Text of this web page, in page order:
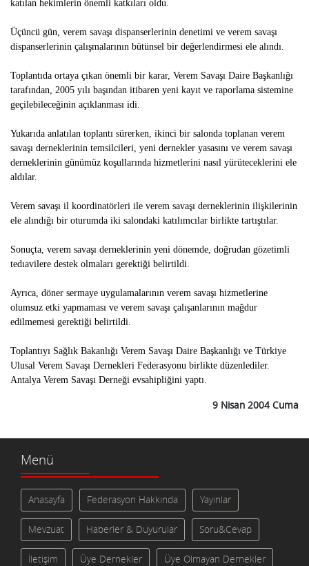
katılan hekimlerin önemli katkıları oldu.
Üçüncü gün, verem savaşı dispanserlerinin denetimi ve verem savaşı
dispanserlerinin çalışmalarının bütünsel bir değerlendirmesi ele alındı.
Toplantıda ortaya çıkan önemli bir karar, Verem Savaşı Daire Başkanlığı
tarafından, 2005 yılı başından itibaren yeni kayıt ve raporlama sistemine
geçilebileceğinin açıklanması idi.
Yukarıda anlatılan toplantı sürerken, ikinci bir salonda toplanan verem
savaşı derneklerinin temsilcileri, yeni dernekler yasasını ve verem savaşı
derneklerinin günümüz koşullarında hizmetlerini nasıl yürüteceklerini ele
aldılar.
Verem savaşı il koordinatörleri ile verem savaşı derneklerinin ilişkilerinin
ele alındığı bir oturumda iki salondaki katılımcılar birlikte tartıştılar.
Sonuçta, verem savaşı derneklerinin yeni dönemde, doğrudan gözetimli
tedıavilere destek olmaları gerektiği belirtildi.
Ayrıca, döner sermaye uygulamalarının verem savaşı hizmetlerine
olumsuz etki yapmaması ve verem savaşı çalışanlarının mağdur
edilmemesi gerektiği belirtildi.
Toplantıyı Sağlık Bakanlığı Verem Savaşı Daire Başkanlığı ve Türkiye
Ulusal Verem Savaşı Dernekleri Federasyonu birlikte düzenlediler.
Antalya Verem Savaşı Derneği evsahipliğini yaptı.
9 Nisan 2004 Cuma
Menü
Anasayfa Federasyon Hakkında Yayınlar
Mevzuat Haberler & Duyurular Soru&Cevap
İletişim Üye Dernekler Üye Olmayan Dernekler